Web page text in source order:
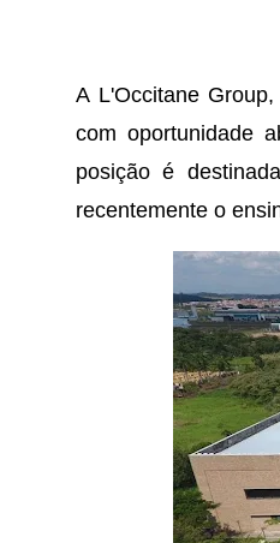
A L'Occitane
com oportunidade
posição é
recentemente o